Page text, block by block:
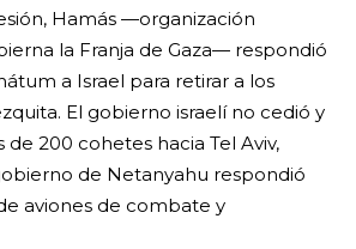
Hamás —organización
la Franja de Gaza— respondió
a Israel para retirar a los
El gobierno israelí no cedió y
de 200 cohetes hacia Tel Aviv,
de Netanyahu respondió
aviones de combate y